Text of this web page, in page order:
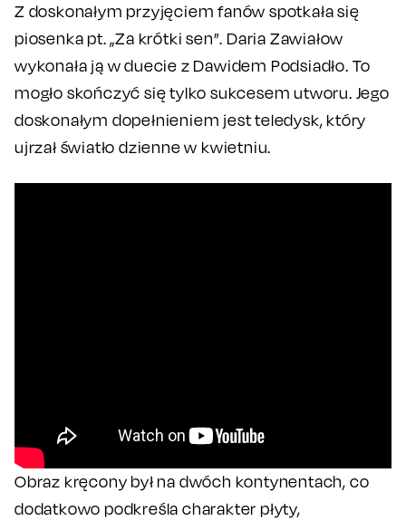
Z doskonałym przyjęciem fanów spotkała się
piosenka pt. „Za krótki sen”. Daria Zawiałow
wykonała ją w duecie z Dawidem Podsiadło. To
mogło skończyć się tylko sukcesem utworu. Jego
doskonałym dopełnieniem jest teledysk, który
ujrzał światło dzienne w kwietniu.
Obraz kręcony był na dwóch kontynentach, co
dodatkowo podkreśla charakter płyty,